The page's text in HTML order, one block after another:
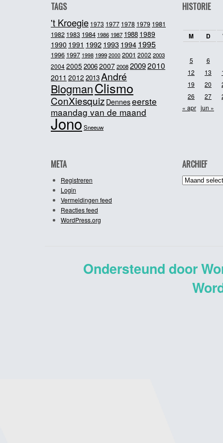
TAGS
't Kroegie 1973 1977 1978 1979 1981
1982 1983 1984 1986 1987 1988 1989
1990 1991 19921993 1994 1995
1996 1997 1998 1999 2000 2001 2002 2003
20042005 20062007200820092010
2011 2012 2013André
BlogmanClismo
ConXiesquiz Denneseerste
maandag van de maand
JonoSneeuw
HISTORIE
M D
5
6
12
13
19
20
26
27
« apr jun »
META
Registreren
Login
Vermeldingen feed
Reacties feed
WordPress.org
ARCHIEF
Archief
Ondersteund door